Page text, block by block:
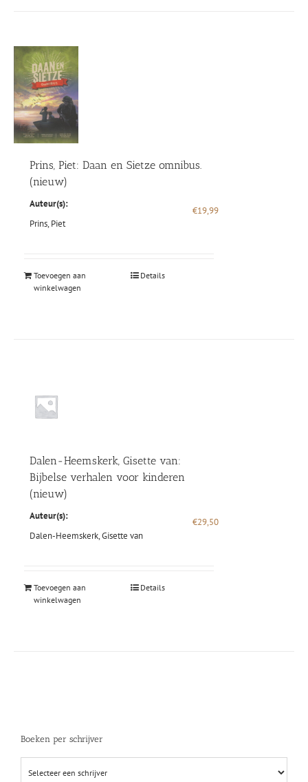
Prins, Piet: Daan en Sietze omnibus.
(nieuw)
Auteur(s):
Prins, Piet
€19,99
Toevoegen aan
winkelwagen
Details
Dalen-Heemskerk, Gisette van:
Bijbelse verhalen voor kinderen
(nieuw)
Auteur(s):
Dalen-Heemskerk, Gisette van
€29,50
Toevoegen aan
winkelwagen
Details
Boeken per schrijver